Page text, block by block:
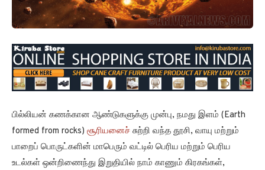
பில்லியன் கணக்கான ஆண்டுகளுக்கு முன்பு, நமது இளம் (Earth
formed from rocks) சூரியனைச் சுற்றி வந்த தூசி, வாயு மற்றும்
பாறைப் பொருட்களின் மாபெரும் வட்டில் பெரிய மற்றும் பெரிய
உடல்கள் ஒன்றிணைந்து இறுதியில் நாம் காணும் கிரகங்கள்,